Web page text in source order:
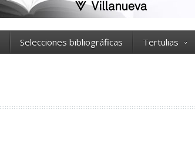
Selecciones bibliográficas Tertulias